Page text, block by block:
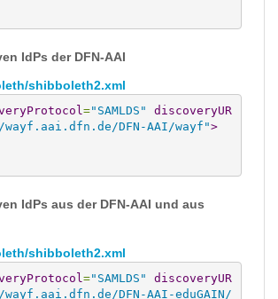
IdPs der DFN-AAI
shibboleth2.xml
="SAMLDS"
discoveryUR
DFN-AAI/wayf">
IdPs aus der DFN-AAI und aus
shibboleth2.xml
="SAMLDS"
discoveryUR
DFN-AAI-eduGAIN/